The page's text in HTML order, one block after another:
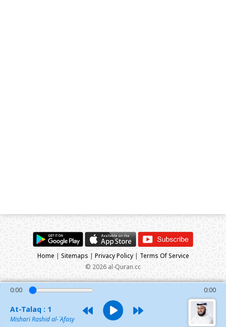
0:00 0:00
At-Talaq : 1
Mishari Rashid al-`Afasy
Home | Sitemaps | Privacy Policy| Terms Of Service
© 2026 al-Quran.cc